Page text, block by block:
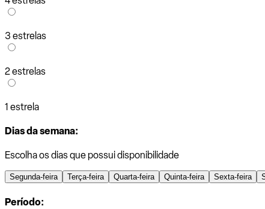
3 estrelas
2 estrelas
1 estrela
Dias da semana:
Escolha os dias que possui disponibilidade
Segunda-feira Terça-feira Quarta-feira Quinta-feira Sexta-feira
Período: